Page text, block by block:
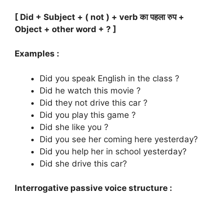
[ Did + Subject + ( not ) + verb का पहला रुप +
Object + other word + ? ]
Examples :
Did you speak English in the class ?
Did he watch this movie ?
Did they not drive this car ?
Did you play this game ?
Did she like you ?
Did you see her coming here yesterday?
Did you help her in school yesterday?
Did she drive this car?
Interrogative passive voice structure :